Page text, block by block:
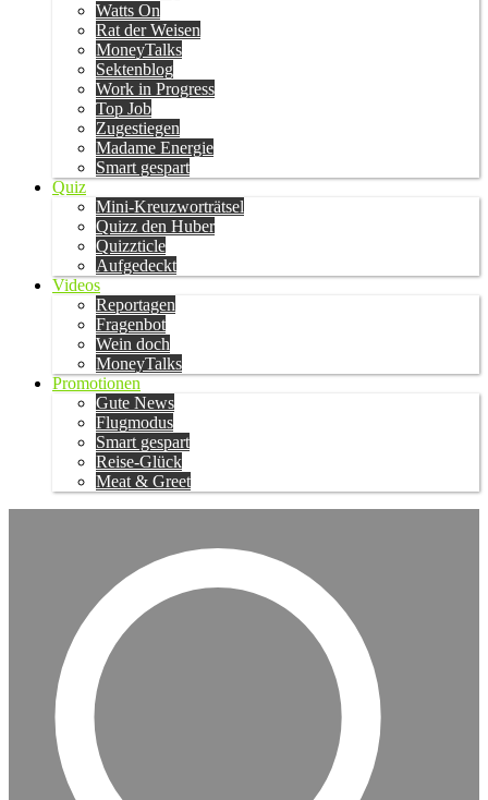
Watts On
Rat der Weisen
MoneyTalks
Sektenblog
Work in Progress
Top Job
Zugestiegen
Madame Energie
Smart gespart
Quiz
Mini-Kreuzworträtsel
Quizz den Huber
Quizzticle
Aufgedeckt
Videos
Reportagen
Fragenbot
Wein doch
MoneyTalks
Promotionen
Gute News
Flugmodus
Smart gespart
Reise-Glück
Meat & Greet